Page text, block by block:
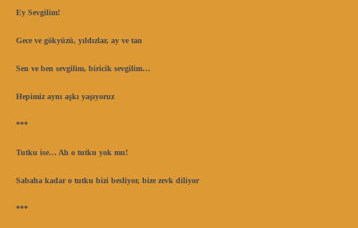
Ey Sevgilim!
Gece ve gökyüzü, yıldızlar, ay ve tan
Sen ve ben sevgilim, biricik sevgilim…
Hepimiz aynı aşkı yaşıyoruz
***
Tutku ise… Ah o tutku yok mu!
Sabaha kadar o tutku bizi besliyor, bize zevk diliyor
***